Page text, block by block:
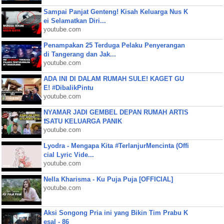
Sampai Panjat Genteng! Kisah Keluarga Nus K
ei Selamatkan Diri...
youtube.com
Penampakan 25 Terduga Pelaku Penyerangan
di Tangerang dan Jak...
youtube.com
ADA INI DI DALAM RUMAH SULE! KAGET GU
E! #DibalikPintu
youtube.com
NYAMAR JADI GEMBEL DEPAN RUMAH ARTIS
❗SATU KELUARGA PANIK
youtube.com
Lyodra - Mengapa Kita #TerlanjurMencinta (Offi
cial Lyric Vide...
youtube.com
Nella Kharisma - Ku Puja Puja [OFFICIAL]
youtube.com
Aksi Songong Pria ini yang Bikin Tim Prabu K
esal - 86